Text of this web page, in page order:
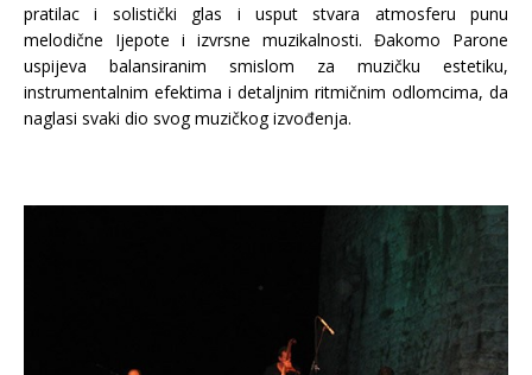
pratilac i solistički glas i usput stvara atmosferu punu
melodične Ijepote i izvrsne muzikalnosti. Đakomo Parone
uspijeva balansiranim smislom za muzičku estetiku,
instrumentalnim efektima i detaljnim ritmičnim odlomcima, da
naglasi svaki dio svog muzičkog izvođenja.